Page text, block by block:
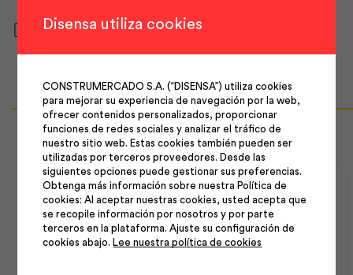
Descargar ficha técnica
Productos Relacionados
Disensa utiliza cookies
CONSTRUMERCADO S.A. (“DISENSA”) utiliza cookies
para mejorar su experiencia de navegación por la web,
ofrecer contenidos personalizados, proporcionar
funciones de redes sociales y analizar el tráfico de
nuestro sitio web. Estas cookies también pueden ser
utilizadas por terceros proveedores. Desde las
siguientes opciones puede gestionar sus preferencias.
Obtenga más información sobre nuestra Política de
cookies: Al aceptar nuestras cookies, usted acepta que
se recopile información por nosotros y por parte
terceros en la plataforma. Ajuste su configuración de
cookies abajo.
Lee nuestra política de cookies